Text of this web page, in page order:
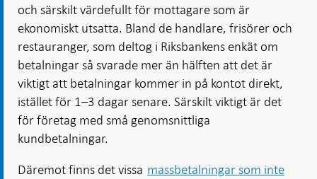
och särskilt värdefullt för mottagare som är
ekonomiskt utsatta. Bland de handlare, frisörer och
restauranger, som deltog i Riksbankens enkät om
betalningar så svarade mer än hälften att det är
viktigt att betalningar kommer in på kontot direkt,
istället för 1–3 dagar senare. Särskilt viktigt är det
för företag med små genomsnittliga
kundbetalningar.
Däremot finns det vissa massbetalningar som inte